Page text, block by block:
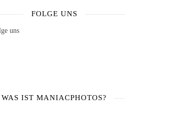
FOLGE UNS
WAS IST MANIACPHOTOS?